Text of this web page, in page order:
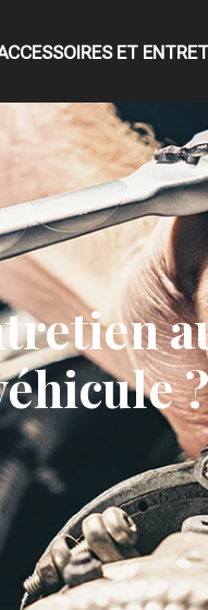
ET
?